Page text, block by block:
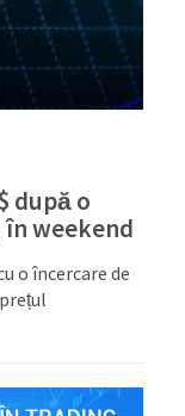
după o
weekend
o încercare de